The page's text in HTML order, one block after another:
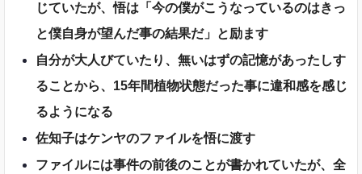
じていたが、悟は「今の僕がこうなっているのはきっ
と僕自身が望んだ事の結果だ」と励ます
自分が大人びていたり、無いはずの記憶があったしす
ることから、15年間植物状態だった事に違和感を感じ
るようになる
佐知子はケンヤのファイルを悟に渡す
ファイルには事件の前後のことが書かれていたが、全